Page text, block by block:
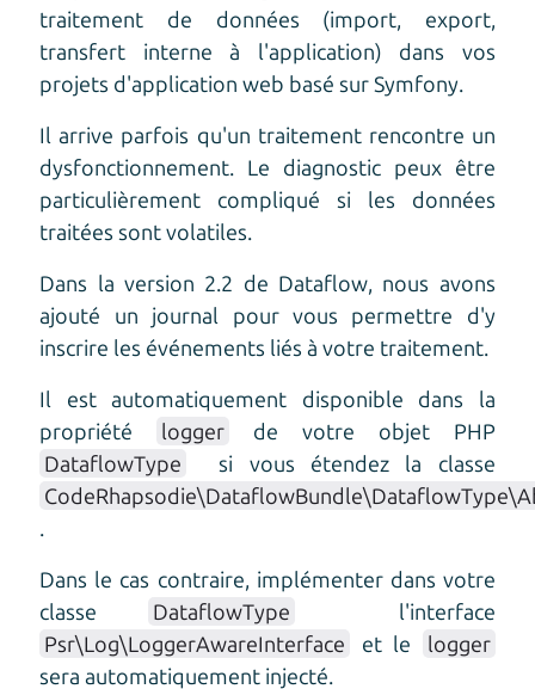
traitement de données (import, export,
transfert interne à l'application) dans vos
projets d'application web basé sur Symfony.
Il arrive parfois qu'un traitement rencontre un
dysfonctionnement. Le diagnostic peux être
particulièrement compliqué si les données
traitées sont volatiles.
Dans la version 2.2 de Dataflow, nous avons
ajouté un journal pour vous permettre d'y
inscrire les événements liés à votre traitement.
Il est automatiquement disponible dans la
propriété
logger
de votre objet PHP
DataflowType
si vous étendez la classe
Dans le cas contraire, implémenter dans votre
classe
DataflowType
l'interface
Psr\Log\LoggerAwareInterface
et le
logger
sera automatiquement injecté.